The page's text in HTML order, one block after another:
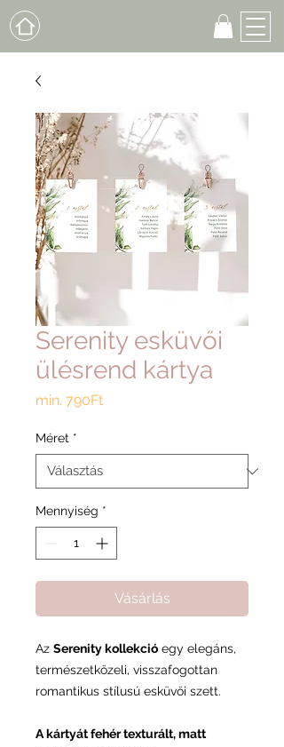
Serenity esküvői
ülésrend kártya
min. 790FtAkciós
Méret *
Mennyiség *
Vásárlás
Az Serenity kollekció egy elegáns,
természetközeli, visszafogottan
romantikus stílusú esküvői szett.
A kártyát fehér texturált, matt